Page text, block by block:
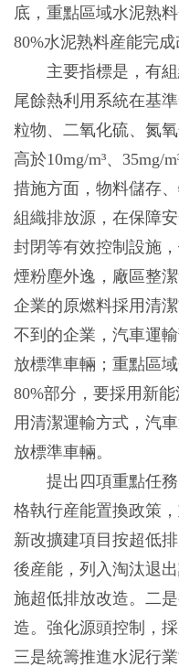
底，重點區域水泥熟
80%水泥熟料産能完成
主要指標是，有組
尾餘熱利用系統在基
粒物、二氧化硫、氮
高於10mg/m³、35mg/
措施方面，物料儲存
組織排放源，在保障
封閉等有效控制設施
煙粉塵外逸，廠區整
企業的原燃料採用清
不到的企業，汽車運
放標準車輛；重點區
80%部分，要採用新
用清潔運輸方式，汽
放標準車輛。
提出四項重點任務
格執行産能置換政策
新改擴建項目按超低
後産能，列入淘汰退
施超低排放改造。二
造。強化源頭控制，
三是統籌推進水泥行